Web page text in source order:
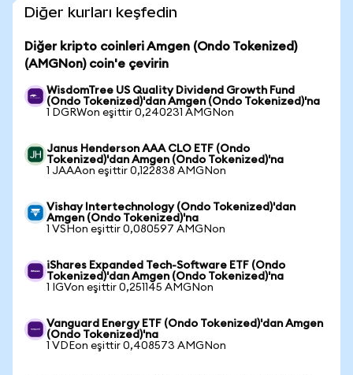
Diğer kurları keşfedin
Diğer kripto coinleri Amgen (Ondo Tokenized)
(AMGNon) coin'e çevirin
WisdomTree US Quality Dividend Growth Fund
(Ondo Tokenized)'dan Amgen (Ondo Tokenized)'na
1 DGRWon eşittir 0,240231 AMGNon
Janus Henderson AAA CLO ETF (Ondo
Tokenized)'dan Amgen (Ondo Tokenized)'na
1 JAAAon eşittir 0,122838 AMGNon
Vishay Intertechnology (Ondo Tokenized)'dan
Amgen (Ondo Tokenized)'na
1 VSHon eşittir 0,080597 AMGNon
iShares Expanded Tech-Software ETF (Ondo
Tokenized)'dan Amgen (Ondo Tokenized)'na
1 IGVon eşittir 0,251145 AMGNon
Vanguard Energy ETF (Ondo Tokenized)'dan Amgen
(Ondo Tokenized)'na
1 VDEon eşittir 0,408573 AMGNon